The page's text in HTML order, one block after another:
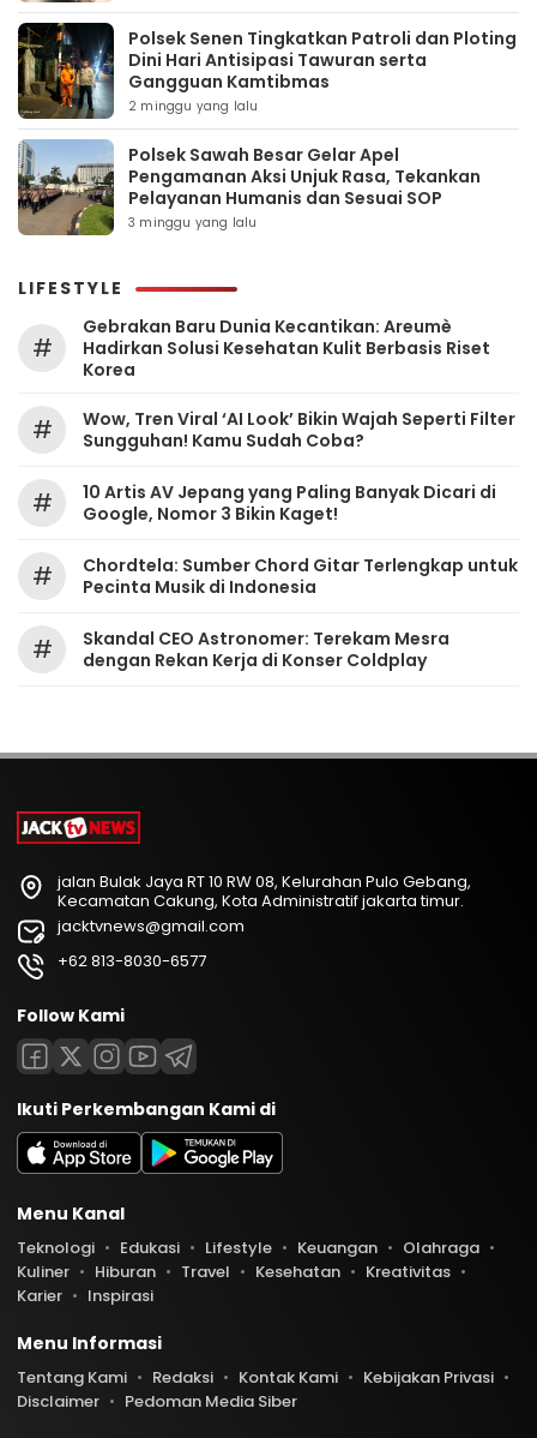
Polsek Senen Tingkatkan Patroli dan Ploting
Dini Hari Antisipasi Tawuran serta
Gangguan Kamtibmas
2 minggu yang lalu
Polsek Sawah Besar Gelar Apel
Pengamanan Aksi Unjuk Rasa, Tekankan
Pelayanan Humanis dan Sesuai SOP
3 minggu yang lalu
LIFESTYLE
#
Gebrakan Baru Dunia Kecantikan: Areumè
Hadirkan Solusi Kesehatan Kulit Berbasis Riset
Korea
#
Wow, Tren Viral ‘AI Look’ Bikin Wajah Seperti Filter
Sungguhan! Kamu Sudah Coba?
#
10 Artis AV Jepang yang Paling Banyak Dicari di
Google, Nomor 3 Bikin Kaget!
#
Chordtela: Sumber Chord Gitar Terlengkap untuk
Pecinta Musik di Indonesia
#
Skandal CEO Astronomer: Terekam Mesra
dengan Rekan Kerja di Konser Coldplay
jalan Bulak Jaya RT 10 RW 08, Kelurahan Pulo Gebang,
Kecamatan Cakung, Kota Administratif jakarta timur.
jacktvnews@gmail.com
+62 813-8030-6577
Follow Kami
Ikuti Perkembangan Kami di
Menu Kanal
Teknologi Edukasi Lifestyle Keuangan
Olahraga
Kuliner
Hiburan Travel Kesehatan
Kreativitas
Karier
Inspirasi
Menu Informasi
Tentang Kami Redaksi Kontak Kami
Kebijakan Privasi
Disclaimer
Pedoman Media Siber